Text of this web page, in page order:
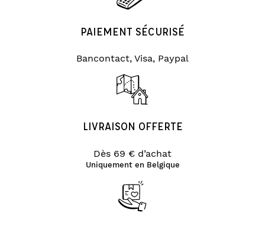
PAIEMENT SÉCURISÉ
Bancontact, Visa, Paypal
LIVRAISON OFFERTE
Dès 69 € d’achat
Uniquement en Belgique